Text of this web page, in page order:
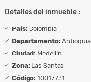
Detalles del inmueble :
País: Colombia
Departamento: Antioquia
Ciudad: Medellín
Zona: Las Santas
Código: 10017731